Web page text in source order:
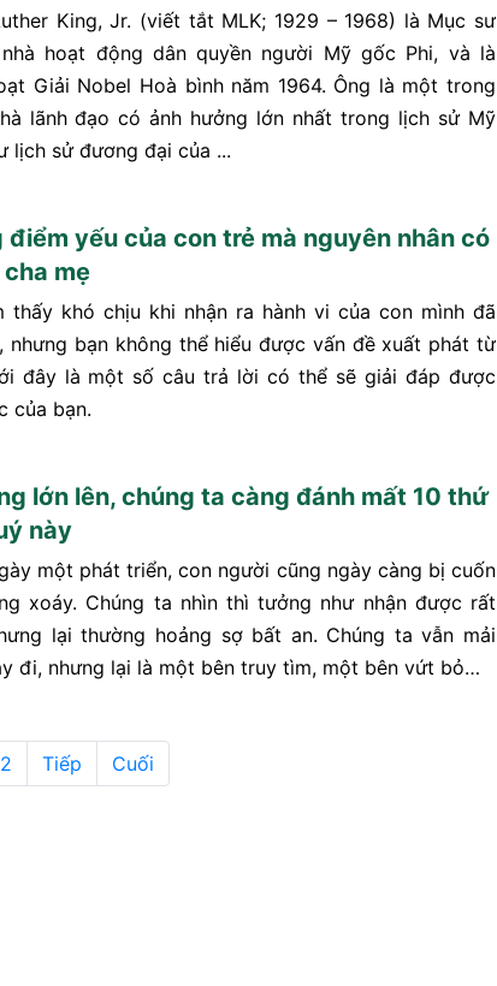
King, Jr. (viết tắt MLK; 1929 – 1968) là Mục sư
nhà hoạt động dân quyền người Mỹ gốc Phi, và là
Giải Nobel Hoà bình năm 1964. Ông là một trong
lãnh đạo có ảnh hưởng lớn nhất trong lịch sử Mỹ
lịch sử đương đại của ...
điểm yếu của con trẻ mà nguyên nhân có
mẹ
thấy khó chịu khi nhận ra hành vi của con mình đã
nhưng bạn không thể hiểu được vấn đề xuất phát từ
đây là một số câu trả lời có thể sẽ giải đáp được
của bạn.
lớn lên, chúng ta càng đánh mất 10 thứ
này
một phát triển, con người cũng ngày càng bị cuốn
xoáy. Chúng ta nhìn thì tưởng như nhận được rất
lại thường hoảng sợ bất an. Chúng ta vẫn mải
đi, nhưng lại là một bên truy tìm, một bên vứt bỏ…
2 Tiếp Cuối